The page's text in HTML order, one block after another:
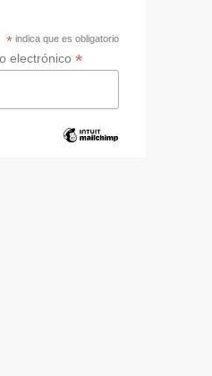
*indica que es obligatorio
electrónico *